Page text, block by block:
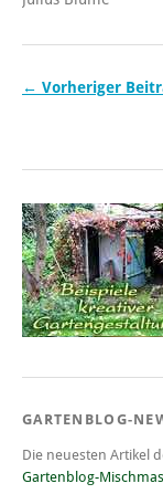
← Vorheriger
GARTENBLOG-
Die neuesten Artikel
Gartenblog-